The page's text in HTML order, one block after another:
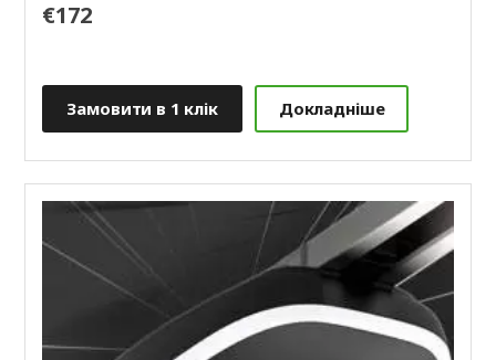
€172
Замовити в 1 клік Докладніше